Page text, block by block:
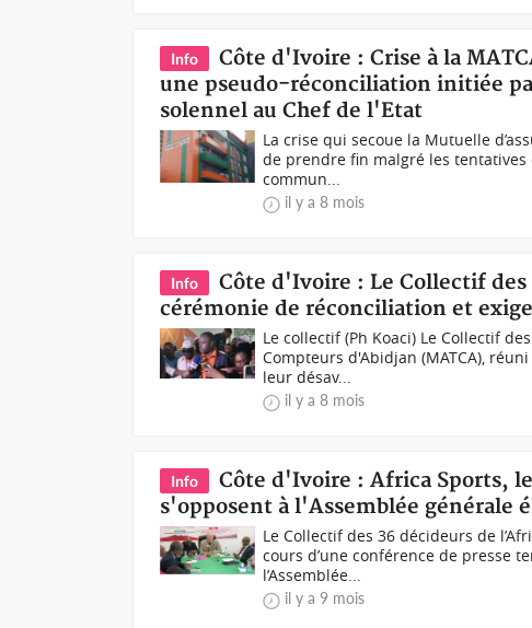
Info
Côte d'Ivoire : Crise à la
une pseudo-réconciliation initiée
solennel au Chef de l'Etat
La crise qui secoue la Mutuelle
de prendre fin malgré les
commun...
il y a 8 mois
Info
Côte d'Ivoire : Le Collectif
cérémonie de réconciliation et
Le collectif (Ph Koaci) Le Collectif
Compteurs d'Abidjan (MATCA),
leur désav...
il y a 8 mois
Info
Côte d'Ivoire : Africa Sports,
s'opposent à l'Assemblée générale
Le Collectif des 36 décideurs de
cours d’une conférence de presse
l’Assemblée...
il y a 9 mois